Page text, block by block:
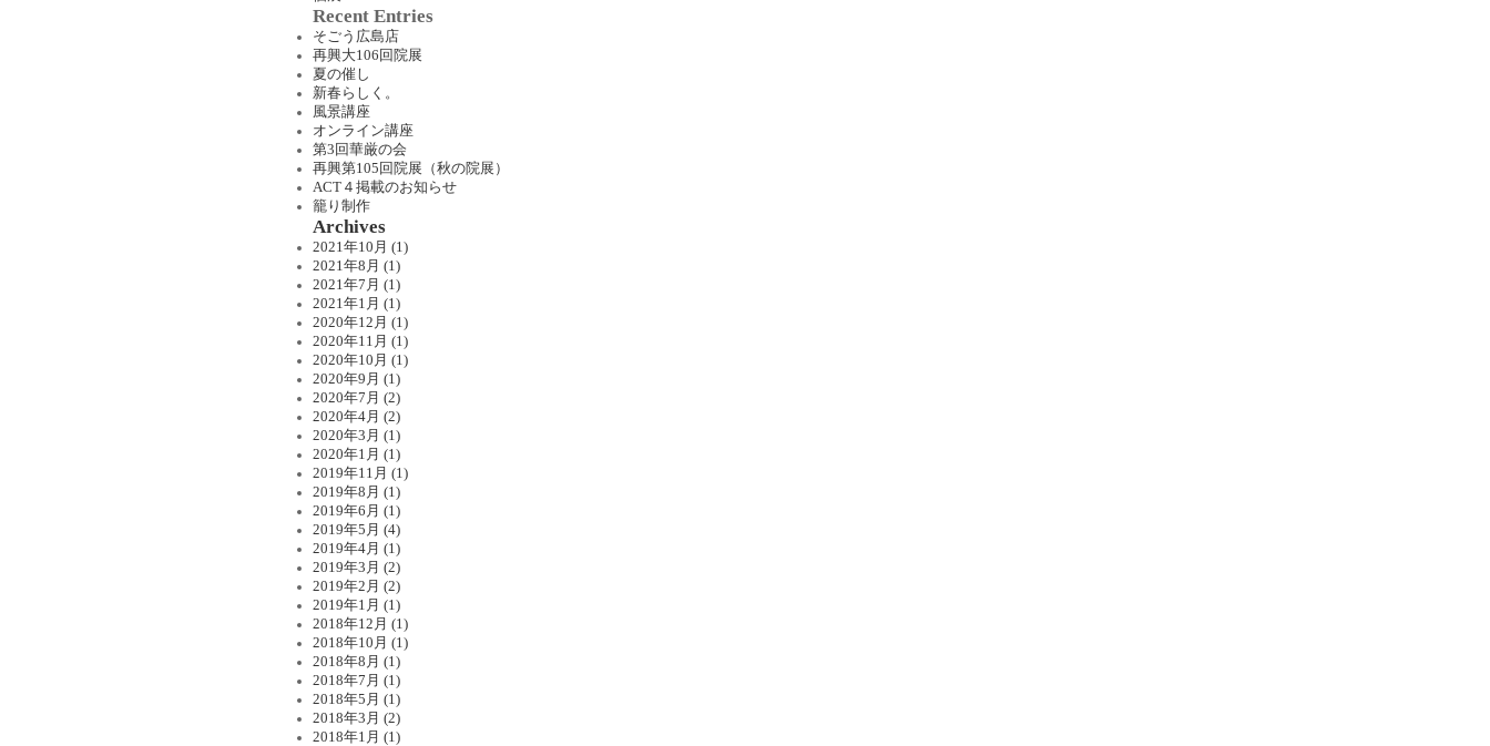
Recent Entries
そごう広島店
再興大106回院展
夏の催し
新春らしく。
風景講座
オンライン講座
第3回華厳の会
再興第105回院展（秋の院展）
ACT４掲載のお知らせ
籠り制作
Archives
2021年10月 (1)
2021年8月 (1)
2021年7月 (1)
2021年1月 (1)
2020年12月 (1)
2020年11月 (1)
2020年10月 (1)
2020年9月 (1)
2020年7月 (2)
2020年4月 (2)
2020年3月 (1)
2020年1月 (1)
2019年11月 (1)
2019年8月 (1)
2019年6月 (1)
2019年5月 (4)
2019年4月 (1)
2019年3月 (2)
2019年2月 (2)
2019年1月 (1)
2018年12月 (1)
2018年10月 (1)
2018年8月 (1)
2018年7月 (1)
2018年5月 (1)
2018年3月 (2)
2018年1月 (1)